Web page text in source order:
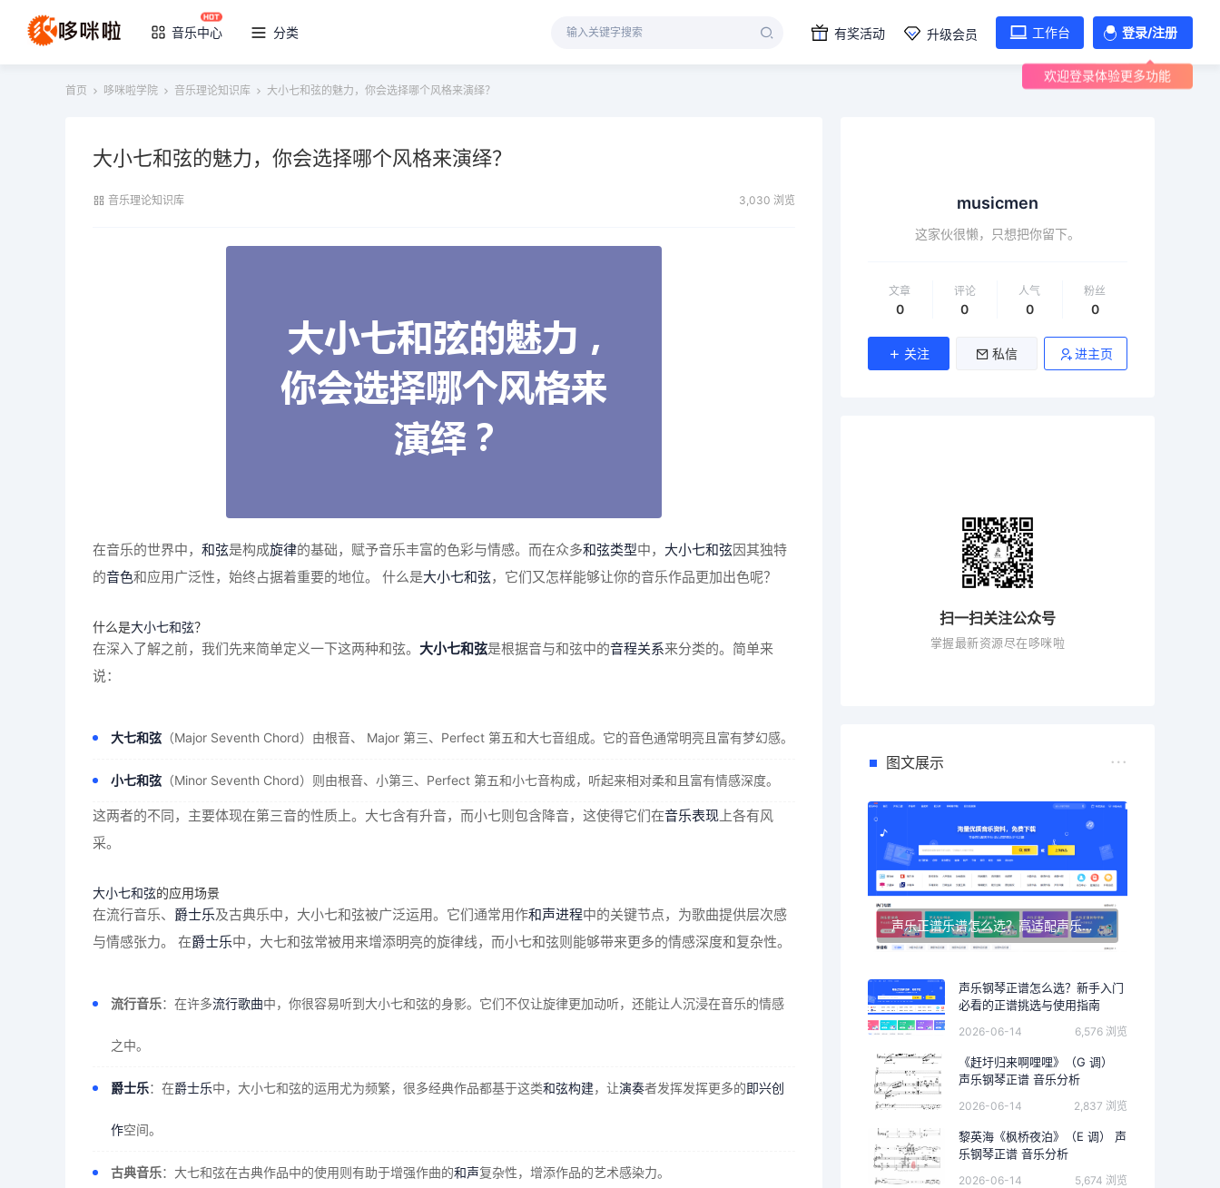
音乐中心 分类 有奖活动 升级会员 工作台 登录/注册
欢迎登录体验更多功能
首页 哆咪啦学院 音乐理论知识库 大小七和弦的魅力，你会选择哪个风格来演绎？
大小七和弦的魅力，你会选择哪个风格来演绎？
音乐理论知识库 3,030 浏览
在音乐的世界中， 和弦是构成旋律的基础，赋予音乐丰富的色彩与情感。而在众多和弦类型中， 大小七和弦因其独特
的音色和应用广泛性，始终占据着重要的地位。 什么是大小七和弦，它们又怎样能够让你的音乐作品更加出色呢？
什么是大小七和弦？
在深入了解之前，我们先来简单定义一下这两种和弦。 大小七和弦是根据音与和弦中的音程关系来分类的。简单来
说：
大七和弦 （Major Seventh Chord）由根音、 Major 第三、Perfect 第五和大七音组成。它的音色通常明亮且富有梦幻感。
小七和弦 （Minor Seventh Chord）则由根音、小第三、Perfect 第五和小七音构成，听起来相对柔和且富有情感深度。
这两者的不同，主要体现在第三音的性质上。大七含有升音，而小七则包含降音，这使得它们在音乐表现 上各有风
采。
大小七和弦的应用场景
在流行音乐、 爵士乐及古典乐中，大小七和弦被广泛运用。它们通常用作和声进程中的关键节点，为歌曲提供层次感
与情感张力。 在爵士乐中，大七和弦常被用来增添明亮的旋律线，而小七和弦则能够带来更多的情感深度和复杂性。
流行音乐：在许多流行歌曲中，你很容易听到大小七和弦的身影。它们不仅让旋律更加动听，还能让人沉浸在音乐的情感
之中。
爵士乐：在爵士乐中，大小七和弦的运用尤为频繁，很多经典作品都基于这类和弦构建，让演奏者发挥发挥更多的即兴创
作空间。
古典音乐：大七和弦在古典作品中的使用则有助于增强作曲的和声复杂性，增添作品的艺术感染力。
musicmen
这家伙很懒，只想把你留下。
文章
0
评论
0
人气
0
粉丝
0
关注 私信 进主页
扫一扫关注公众号
掌握最新资源尽在哆咪啦
图文展示
声乐正谱乐谱怎么选？高适配声乐正谱钢琴伴奏资源推荐
声乐钢琴正谱怎么选？新手入门
必看的正谱挑选与使用指南
2026-06-14 6,576 浏览
《赶圩归来啊哩哩》（G 调）
声乐钢琴正谱 音乐分析
2026-06-14 2,837 浏览
黎英海《枫桥夜泊》（E 调） 声
乐钢琴正谱 音乐分析
2026-06-14 5,674 浏览